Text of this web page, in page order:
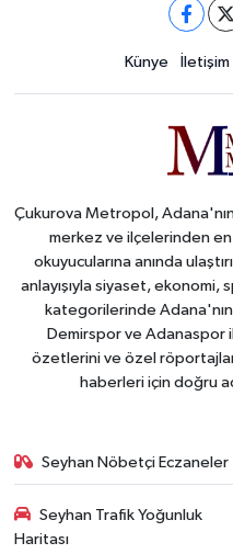
Künye İletişim
Çukurova Metropol,
merkez ve ilçelerinden
okuyucularına anında
anlayışıyla siyaset, ekonomi,
kategorilerinde
Demirspor ve Adanaspor
özetlerini ve özel
haberleri için doğru
Seyhan Nöbetçi Eczaneler
Seyhan Trafik Yoğunluk
Haritası